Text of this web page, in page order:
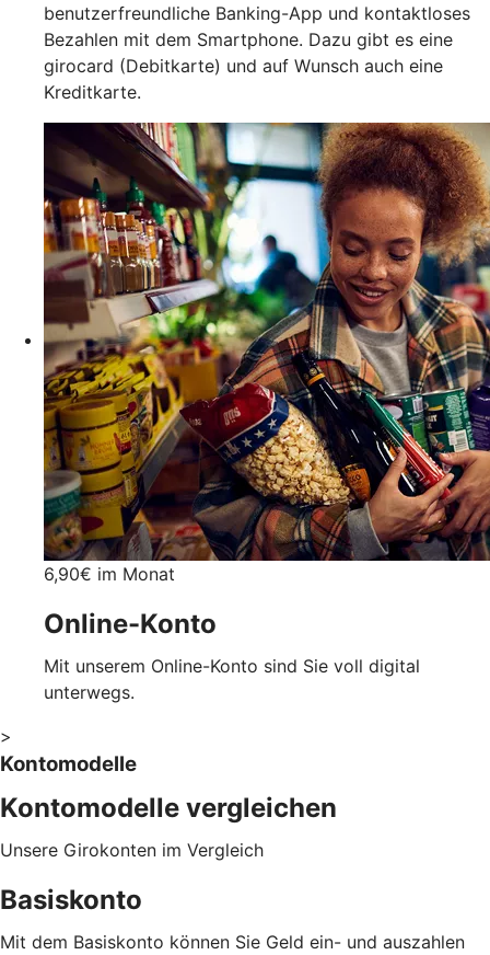
benutzerfreundliche Banking-App und kontaktloses
Bezahlen mit dem Smartphone. Dazu gibt es eine
girocard (Debitkarte) und auf Wunsch auch eine
Kreditkarte.
6,90€ im Monat
Online-Konto
Mit unserem Online-Konto sind Sie voll digital
unterwegs.
>
Kontomodelle
Kontomodelle vergleichen
Unsere Girokonten im Vergleich
Basiskonto
Mit dem Basiskonto können Sie Geld ein- und auszahlen